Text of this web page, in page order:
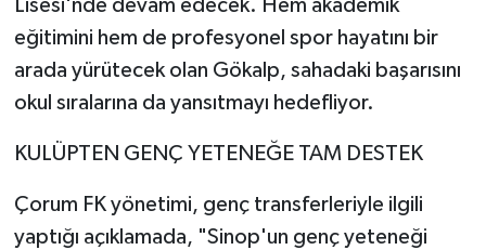
Lisesi'nde devam edecek. Hem akademik
eğitimini hem de profesyonel spor hayatını bir
arada yürütecek olan Gökalp, sahadaki başarısını
okul sıralarına da yansıtmayı hedefliyor.
KULÜPTEN GENÇ YETENEĞE TAM DESTEK
Çorum FK yönetimi, genç transferleriyle ilgili
yaptığı açıklamada, "Sinop'un genç yeteneği